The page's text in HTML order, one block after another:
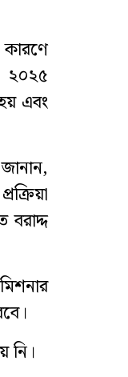
২০২৫
এবং
বরাদ্দ
নি।